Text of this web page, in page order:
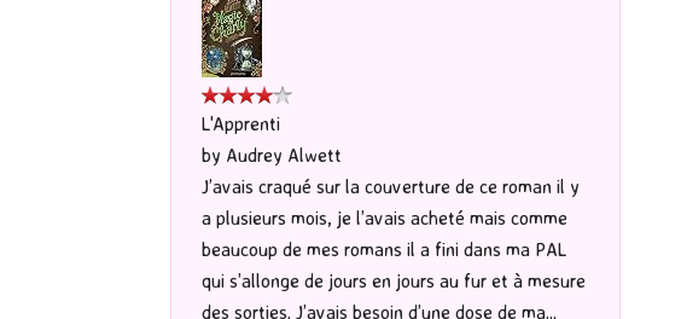
L'Apprenti
by Audrey Alwett
J’avais craqué sur la couverture de ce roman il y
a plusieurs mois, je l’avais acheté mais comme
beaucoup de mes romans il a fini dans ma PAL
qui s’allonge de jours en jours au fur et à mesure
des sorties. J’avais besoin d’une dose de ma...